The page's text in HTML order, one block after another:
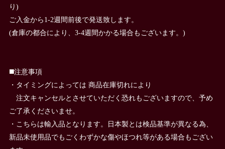
り)
ご入金から1-2週間前後で発送致します。
(倉庫の都合により、3-4週間かかる場合もございます。)
◼️注意事項
・タイミングによっては 商品在庫切れにより
注文キャンセルとさせていただく恐れもございますので、予め
ご了承くださいませ。
・こちらは輸入品となります。日本製とは検品基準が異なる為、
新品未使用品でもごくわずかな傷やほつれ等がある場合もござい